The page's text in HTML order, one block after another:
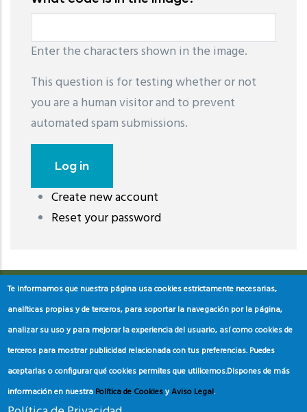
Enter the characters shown in the image.
This question is for testing whether or not
you are a human visitor and to prevent
automated spam submissions.
Create new account
Reset your password
레딧 다운로드coloring pages printable
download
Te informamos que nuestra página usa cookies estrictamente necesarias,
analíticas propias y de terceros, para soportar la navegación por la página,
analizar su uso y para mejorar la experiencia del usuario, así como cookies de
terceros para mostrar publicidad relacionada con tus preferencias. Puedes
aceptarlas o configurar qué cookies permites que utilicemos.Dispones de más
información en nuestra Política de CookiesyAviso Legal.